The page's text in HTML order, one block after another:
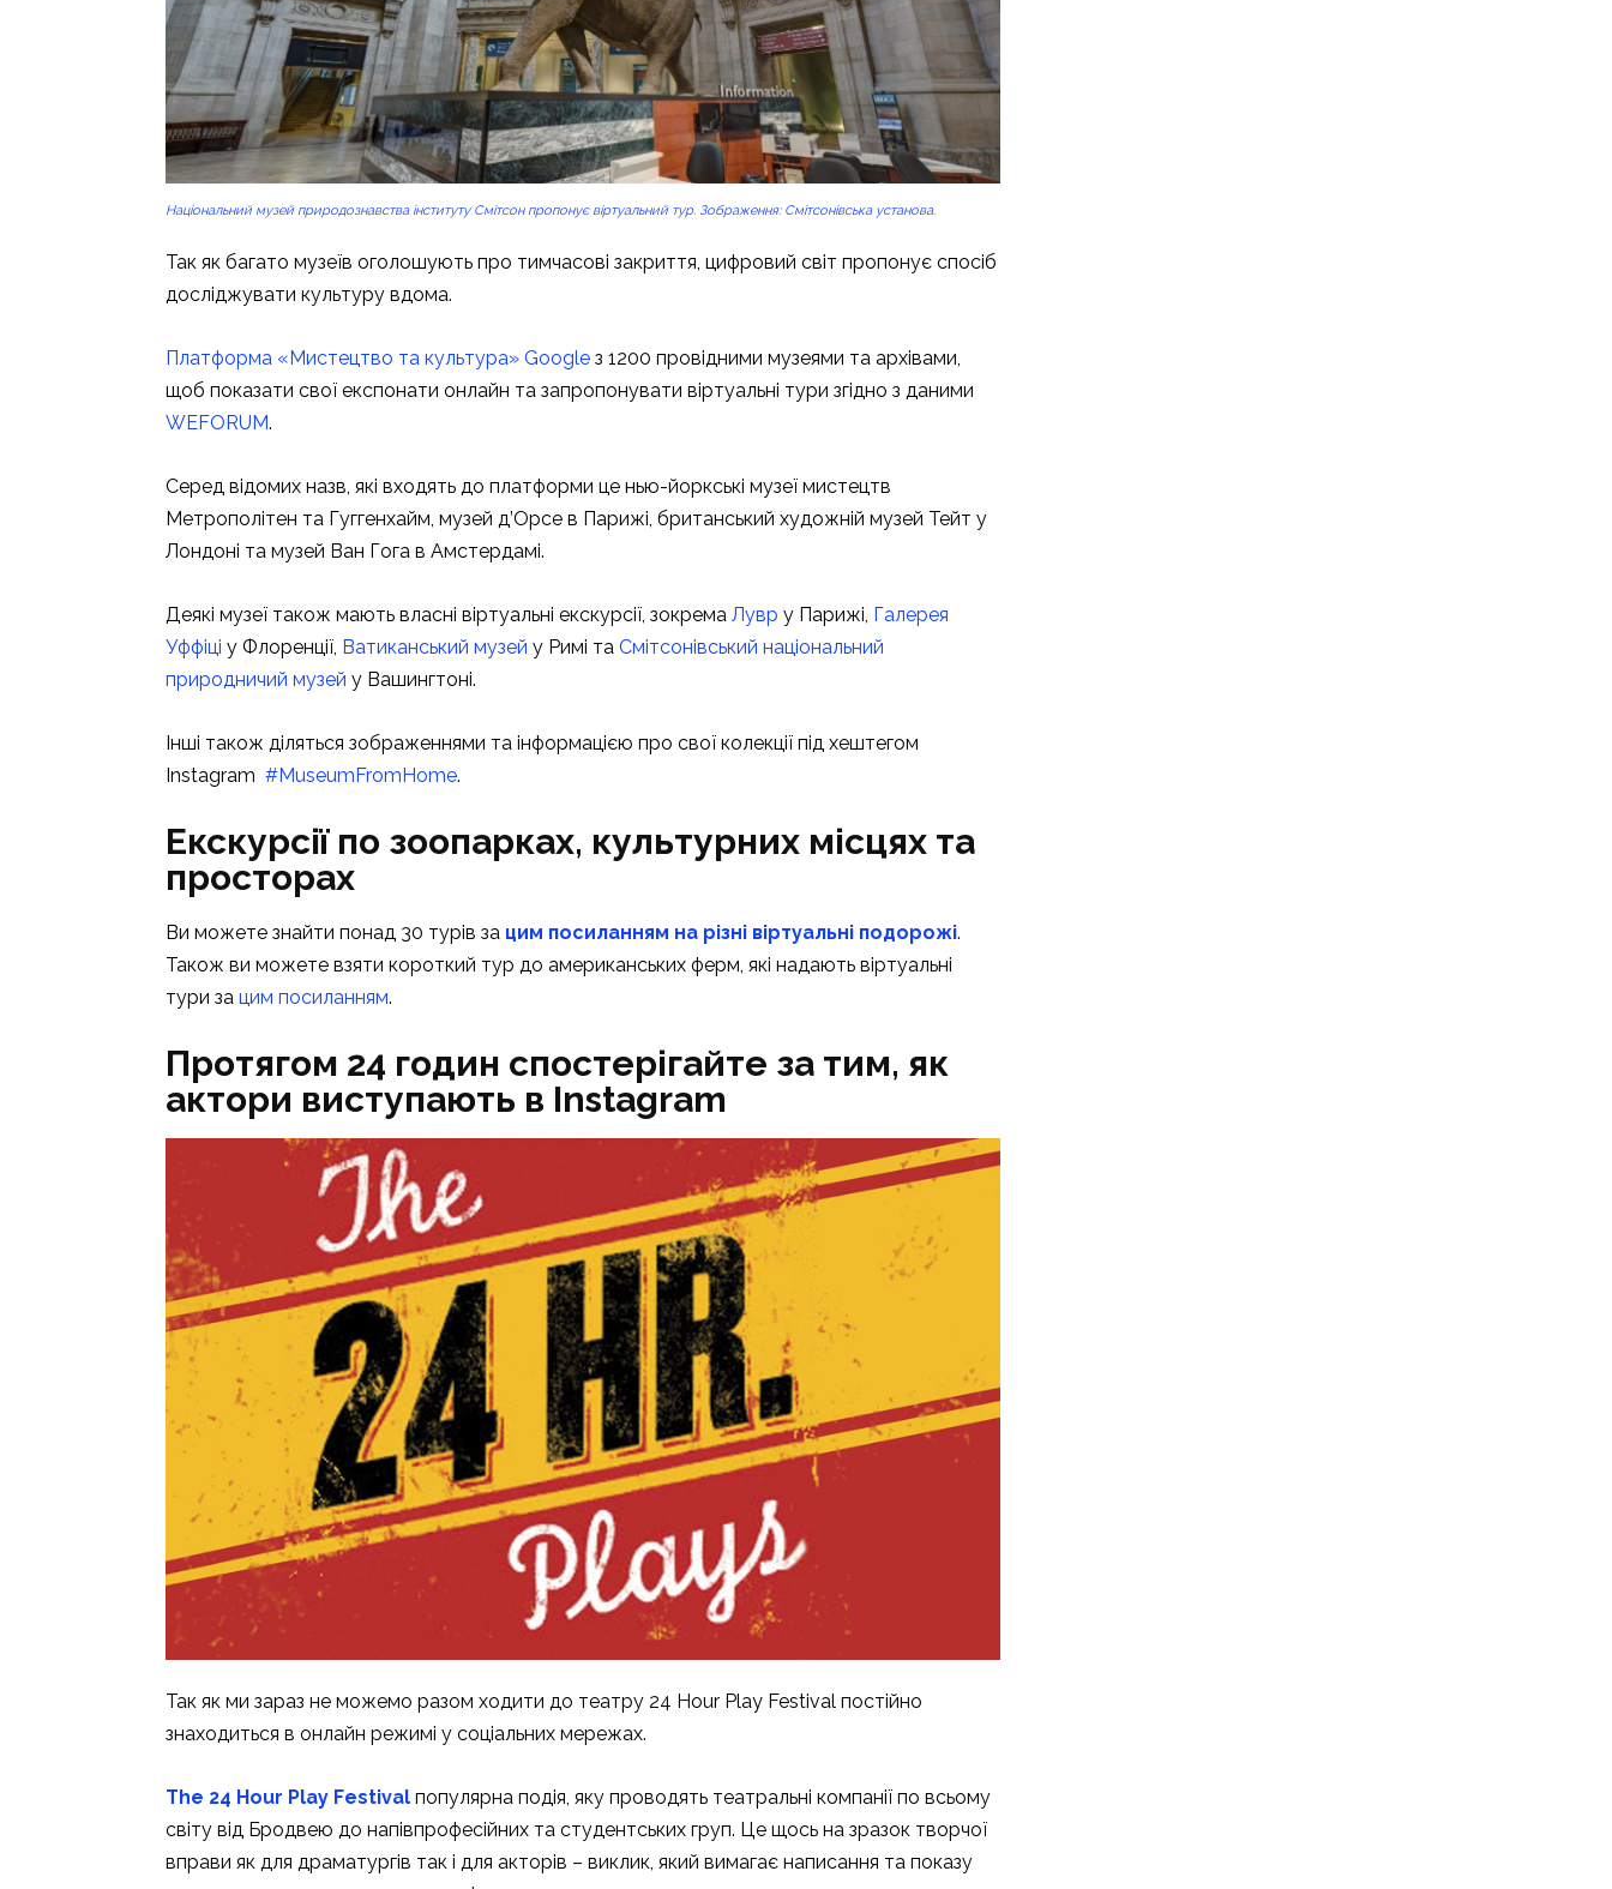
Національний музей природознавства інституту Смітсон пропонує віртуальний тур. Зображення: Смітсонівська установа.
Так як багато музеїв оголошують про тимчасові закриття, цифровий світ пропонує спосіб
досліджувати культуру вдома.
Платформа «Мистецтво та культура» Google з 1200 провідними музеями та архівами,
щоб показати свої експонати онлайн та запропонувати віртуальні тури згідно з даними
WEFORUM.
Серед відомих назв, які входять до платформи це нью-йоркські музеї мистецтв
Метрополітен та Гуггенхайм, музей д’Орсе в Парижі, британський художній музей Тейт у
Лондоні та музей Ван Гога в Амстердамі.
Деякі музеї також мають власні віртуальні екскурсії, зокрема Лувр у Парижі, Галерея
Уффіці у Флоренції, Ватиканський музей у Римі та Смітсонівський національний
природничий музей у Вашингтоні.
Інші також діляться зображеннями та інформацією про свої колекції під хештегом
Instagram #MuseumFromHome.
Екскурсії по зоопарках, культурних місцях та
просторах
Ви можете знайти понад 30 турів за цим посиланням на різні віртуальні подорожі.
Також ви можете взяти короткий тур до американських ферм, які надають віртуальні
тури за цим посиланням.
Протягом 24 годин спостерігайте за тим, як
актори виступають в Instagram
Так як ми зараз не можемо разом ходити до театру 24 Hour Play Festival постійно
знаходиться в онлайн режимі у соціальних мережах.
The 24 Hour Play Festival популярна подія, яку проводять театральні компанії по всьому
світу від Бродвею до напівпрофесійних та студентських груп. Це щось на зразок творчої
вправи як для драматургів так і для акторів – виклик, який вимагає написання та показу